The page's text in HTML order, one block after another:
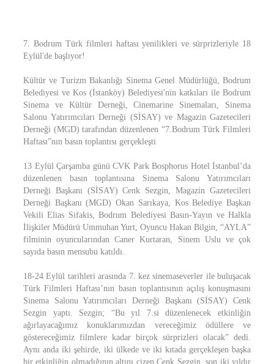
7. Bodrum Türk filmleri haftası yenilikleri ve sürprizleriyle 18
Eylül'de başlıyor!
Kültür ve Turizm Bakanlığı Sinema Genel Müdürlüğü, Bodrum
Belediyesi ve Kos (İstanköy) Belediyesi'nin katkıları ile Bodrum
Sinema ve Kültür Derneği, Cinemarine Sinemaları, Sinema
Salonu Yatırımcıları Derneği (SİSAY) ve Magazin Gazetecileri
Derneği (MGD) tarafından düzenlenen “7.Bodrum Türk Filmleri
Haftası”nın basın toplantısı gerçekleşti
13 Eylül Çarşamba günü CVK Park Bosphorus Hotel İstanbul’da
düzenlenen basın toplantısına Sinema Salonu Yatırımcıları
Derneği Başkanı (SİSAY) Cenk Sezgin, Magazin Gazetecileri
Derneği Başkanı (MGD) Okan Sarıkaya, Kos Belediye Başkan
Vekili Elias Sifakis, Bodrum Belediyesi Basın-Yayın ve Halkla
İlişkiler Müdürü Ummuhan Yurt, Oyuncu Hakan Bilgin, “AYLA”
filminin oyuncularından Caner Kurtaran, Sinem Uslu ve çok
sayıda basın mensubu katıldı.
18-24 Eylül tarihleri arasında 7. kez sinemaseverler ile buluşacak
Türk Filmleri Haftası’nın basın toplantısının açılış konuşmasını
Sinema Salonu Yatırımcıları Derneği Başkanı (SİSAY) Cenk
Sezgin yaptı. Sezgin; “Bu yıl 7.si düzenlenecek etkinliğin
ağırlayacağımız konuklarımızdan vereceğimiz ödüllere ve
göstereceğimiz filmlere kadar birçok sürprizleri olacak” dedi.
Aynı anda iki şehirde, iki ülkede ve iki kıtada gerçekleşen başka
bir etkinliğin olmadığının altını çizen Cenk Sezgin, son iki yıldır